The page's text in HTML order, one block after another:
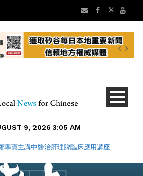
9, 2026 3:05 AM
學寶主講中醫治肝理脾臨床應用講座